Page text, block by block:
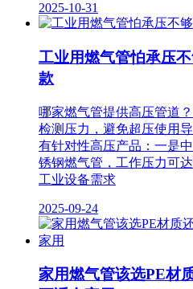
2025-10-31
工业用燃气管怕承压
款
哪家燃气管提供高压管道
检测压力，避免超压使用
有针对性高压产品：一是
锈钢燃气管，工作压力可
工业设备需求
2025-09-24
家用燃气管该选PE材